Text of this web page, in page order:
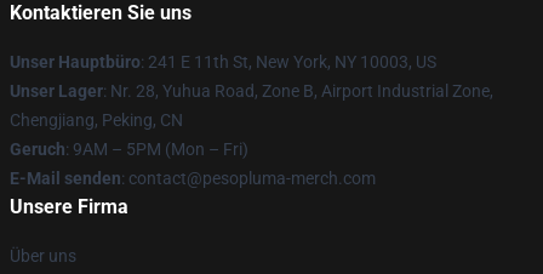
Kontaktieren Sie uns
Unser Hauptbüro: 241 E 11th St, New York, NY 10003, US
Unser Lager: Nr. 28, Yuhua Road, Zone B, Airport Industrial Zone,
Chengjiang, Peking, CN
Geruch: 9AM – 5PM (Mon – Fri)
E-Mail senden: contact@pesopluma-merch.com
Unsere Firma
Über uns